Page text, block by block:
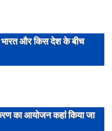
भारत और किस देश के बीच
काआयोजनकहां किया जा